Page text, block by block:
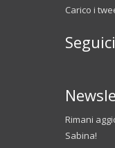
Carico i
Rimani
Sabina!